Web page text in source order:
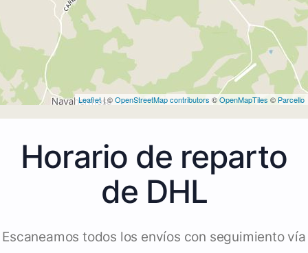
Leaflet| ©OpenStreetMap contributors ©OpenMapTiles © Parcello
Horario de reparto
de DHL
Escaneamos todos los envíos con seguimiento vía